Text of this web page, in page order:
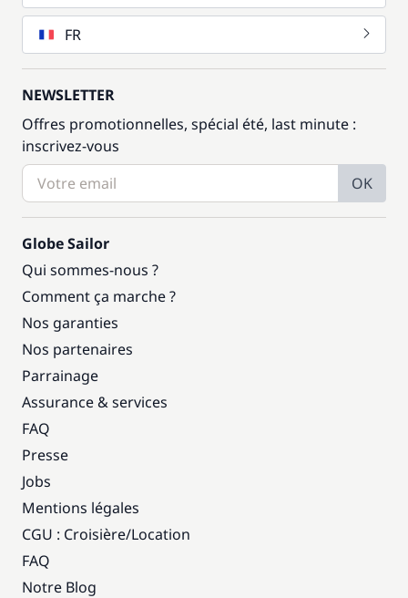
FR
NEWSLETTER
Offres promotionnelles, spécial été, last minute :
inscrivez-vous
OK
Globe Sailor
Qui sommes-nous ?
Comment ça marche ?
Nos garanties
Nos partenaires
Parrainage
Assurance & services
FAQ
Presse
Jobs
Mentions légales
CGU : Croisière/Location
FAQ
Notre Blog